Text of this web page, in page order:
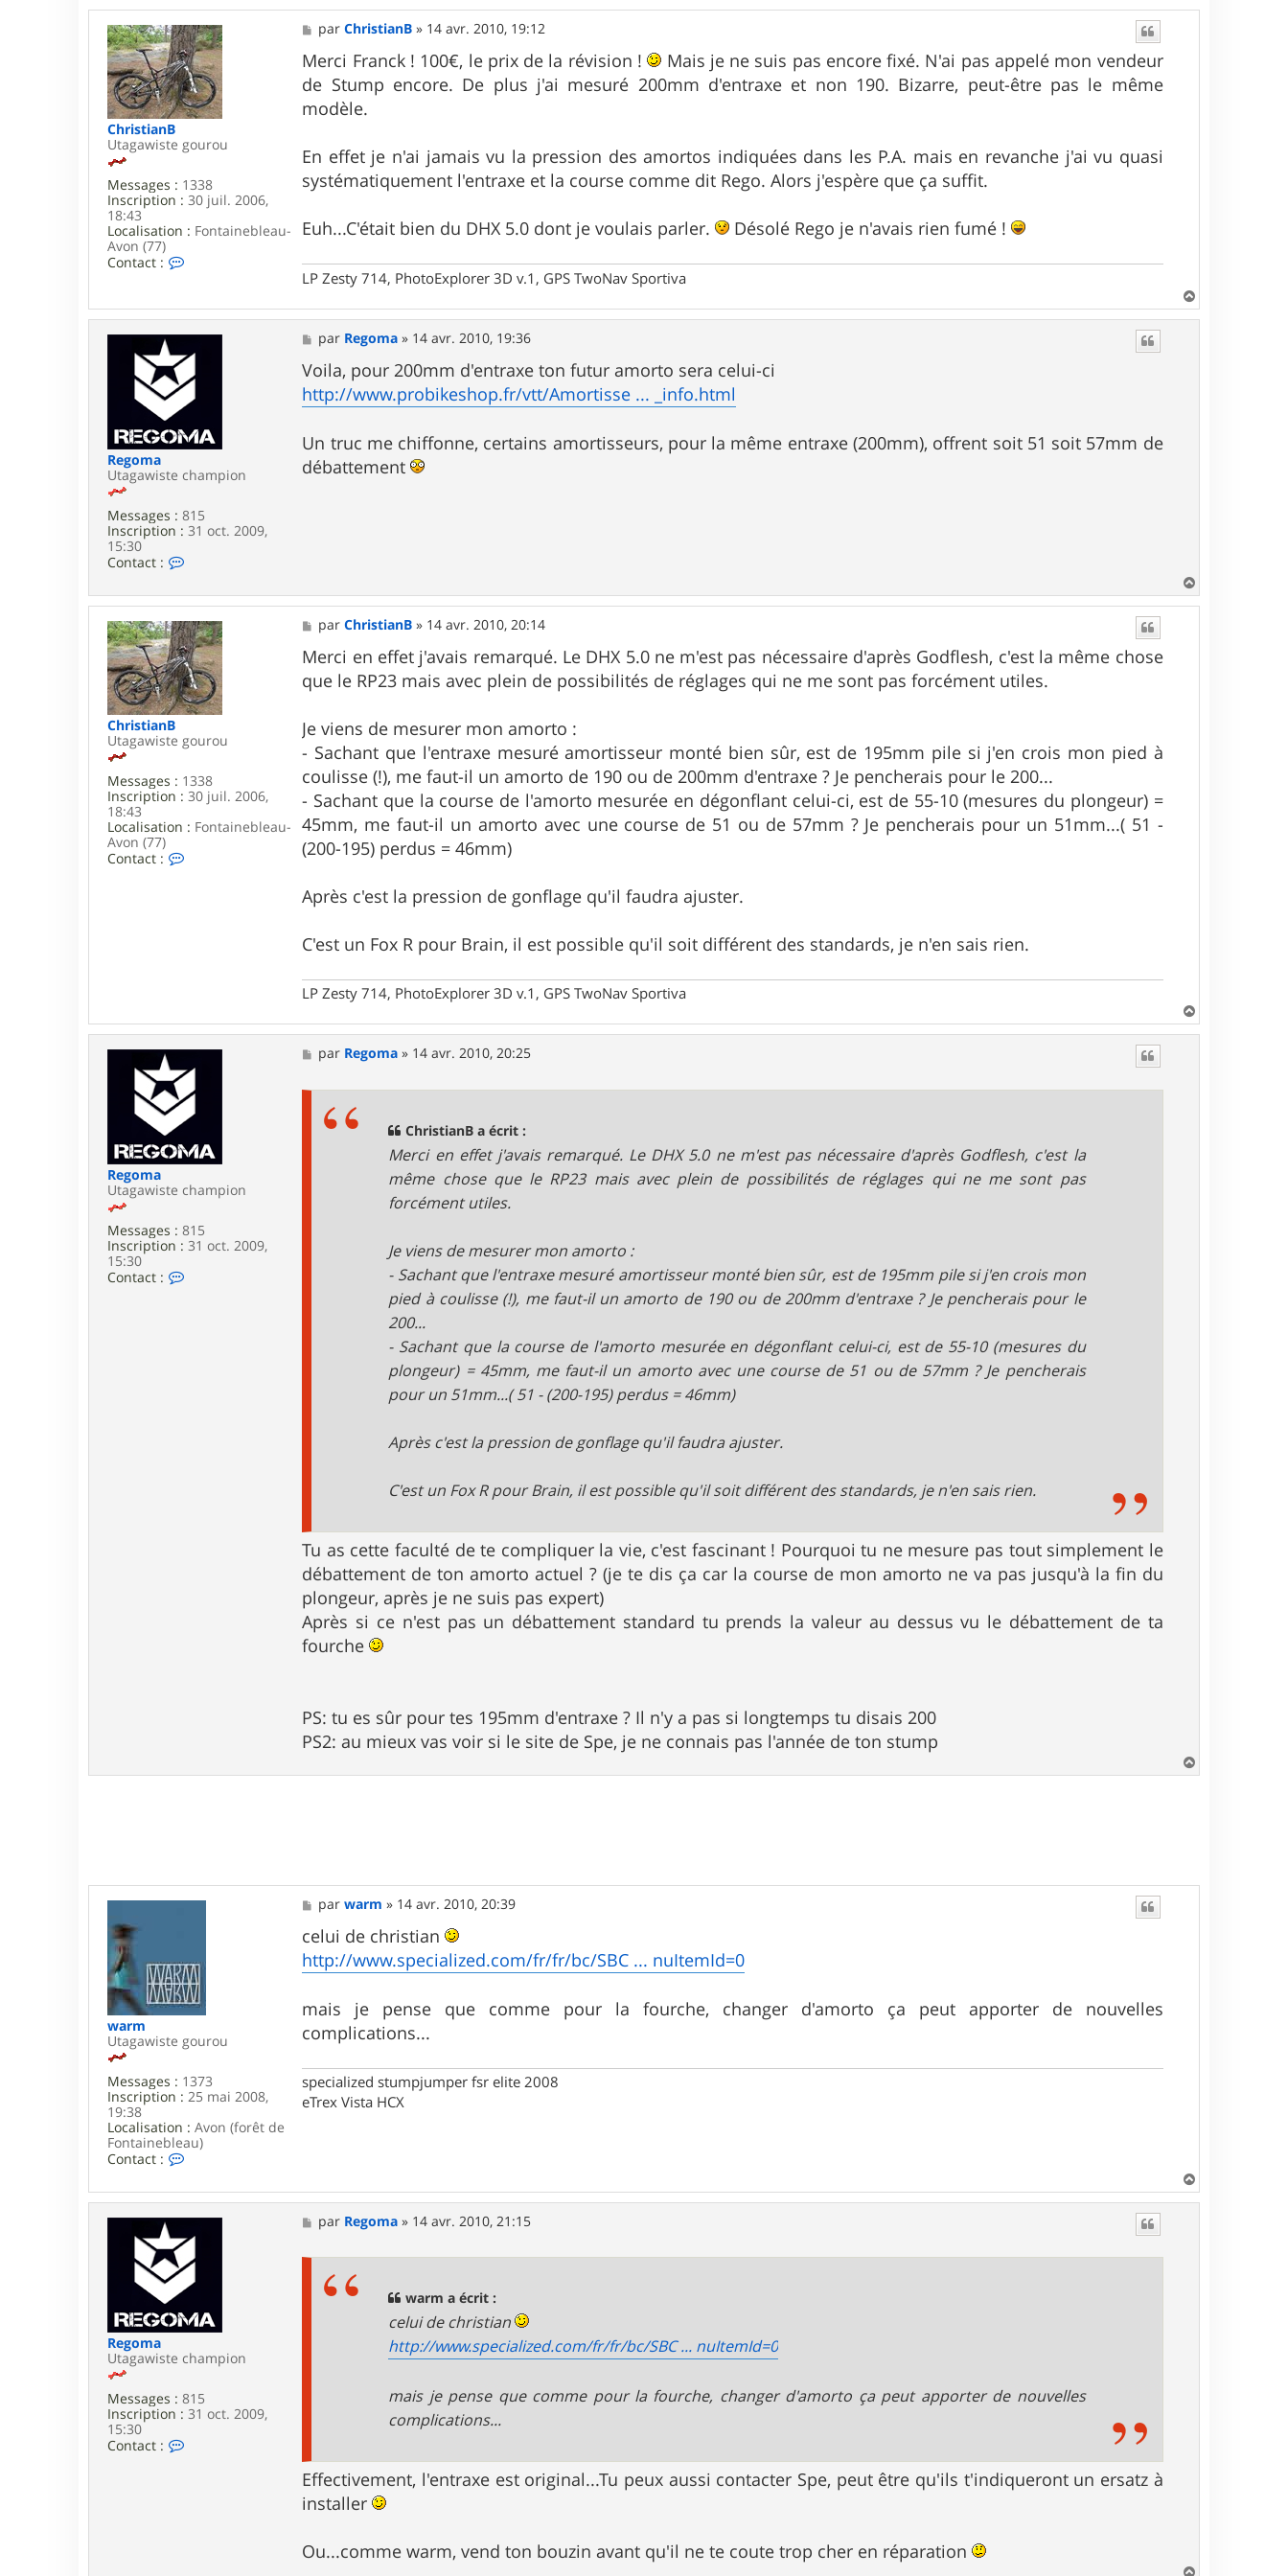
ChristianB
Utagawiste gourou
Messages : 1338
Inscription : 30 juil. 2006,
18:43
Localisation : Fontainebleau-
Avon (77)
Contact :
t
a
c
t
r
C
r
i
t
n
B
M
e
s
s
a
g
e
parChristianB » 14 avr. 2010, 19:12
Merci Franck ! 100€, le prix de la révision !
Mais je ne suis pas encore fixé. N'ai pas appelé mon vendeur
de Stump encore. De plus j'ai mesuré 200mm d'entraxe et non 190. Bizarre, peut-être pas le même
modèle.
En effet je n'ai jamais vu la pression des amortos indiquées dans les P.A. mais en revanche j'ai vu quasi
systématiquement l'entraxe et la course comme dit Rego. Alors j'espère que ça suffit.
Euh...C'était bien du DHX 5.0 dont je voulais parler. Désolé Rego je n'avais rien fumé !
LP Zesty 714, PhotoExplorer 3D v.1, GPS TwoNav Sportiva
a
Regoma
Utagawiste champion
Messages : 815
Inscription : 31 oct. 2009,
15:30
Contact :
t
a
c
t
e
r
R
e
o
a
M
e
s
s
a
g
par Regoma » 14 avr. 2010, 19:36
Voila, pour 200mm d'entraxe ton futur amorto sera celui-ci
http://www.probikeshop.fr/vtt/Amortisse ... _info.html
Un truc me chiffonne, certains amortisseurs, pour la même entraxe (200mm), offrent soit 51 soit 57mm de
débattement
a
u
ChristianB
Utagawiste gourou
Messages : 1338
Inscription : 30 juil. 2006,
18:43
Localisation : Fontainebleau-
Avon (77)
Contact :
r
i
s
t
a
n
M
e
s
s
a
parChristianB » 14 avr. 2010, 20:14
Merci en effet j'avais remarqué. Le DHX 5.0 ne m'est pas nécessaire d'après Godflesh, c'est la même chose
que le RP23 mais avec plein de possibilités de réglages qui ne me sont pas forcément utiles.
Je viens de mesurer mon amorto :
- Sachant que l'entraxe mesuré amortisseur monté bien sûr, est de 195mm pile si j'en crois mon pied à
coulisse (!), me faut-il un amorto de 190 ou de 200mm d'entraxe ? Je pencherais pour le 200...
- Sachant que la course de l'amorto mesurée en dégonflant celui-ci, est de 55-10 (mesures du plongeur) =
45mm, me faut-il un amorto avec une course de 51 ou de 57mm ? Je pencherais pour un 51mm...( 51 -
(200-195) perdus = 46mm)
Après c'est la pression de gonflage qu'il faudra ajuster.
C'est un Fox R pour Brain, il est possible qu'il soit différent des standards, je n'en sais rien.
LP Zesty 714, PhotoExplorer 3D v.1, GPS TwoNav Sportiva
a
Regoma
Utagawiste champion
Messages : 815
Inscription : 31 oct. 2009,
15:30
Contact :
M
e
par Regoma » 14 avr. 2010, 20:25
ChristianB a écrit :
Merci en effet j'avais remarqué. Le DHX 5.0 ne m'est pas nécessaire d'après Godflesh, c'est la
même chose que le RP23 mais avec plein de possibilités de réglages qui ne me sont pas
forcément utiles.
Je viens de mesurer mon amorto :
- Sachant que l'entraxe mesuré amortisseur monté bien sûr, est de 195mm pile si j'en crois mon
pied à coulisse (!), me faut-il un amorto de 190 ou de 200mm d'entraxe ? Je pencherais pour le
200...
- Sachant que la course de l'amorto mesurée en dégonflant celui-ci, est de 55-10 (mesures du
plongeur) = 45mm, me faut-il un amorto avec une course de 51 ou de 57mm ? Je pencherais
pour un 51mm...( 51 - (200-195) perdus = 46mm)
Après c'est la pression de gonflage qu'il faudra ajuster.
C'est un Fox R pour Brain, il est possible qu'il soit différent des standards, je n'en sais rien.
Tu as cette faculté de te compliquer la vie, c'est fascinant ! Pourquoi tu ne mesure pas tout simplement le
débattement de ton amorto actuel ? (je te dis ça car la course de mon amorto ne va pas jusqu'à la fin du
plongeur, après je ne suis pas expert)
Après si ce n'est pas un débattement standard tu prends la valeur au dessus vu le débattement de ta
fourche
PS: tu es sûr pour tes 195mm d'entraxe ? Il n'y a pas si longtemps tu disais 200
PS2: au mieux vas voir si le site de Spe, je ne connais pas l'année de ton stump
a
warm
Utagawiste gourou
Messages : 1373
Inscription : 25 mai 2008,
19:38
Localisation : Avon (forêt de
Fontainebleau)
Contact :
t
a
c
t
e
w
a
r
M
e
s
s
a
g
parwarm » 14 avr. 2010, 20:39
celui de christian
http://www.specialized.com/fr/fr/bc/SBC ... nuItemId=0
mais je pense que comme pour la fourche, changer d'amorto ça peut apporter de nouvelles
complications...
specialized stumpjumper fsr elite 2008
eTrex Vista HCX
a
Regoma
Utagawiste champion
Messages : 815
Inscription : 31 oct. 2009,
15:30
Contact :
M
e
par Regoma » 14 avr. 2010, 21:15
warm a écrit :
celui de christian
http://www.specialized.com/fr/fr/bc/SBC ... nuItemId=0
mais je pense que comme pour la fourche, changer d'amorto ça peut apporter de nouvelles
complications...
Effectivement, l'entraxe est original...Tu peux aussi contacter Spe, peut être qu'ils t'indiqueront un ersatz à
installer
Ou...comme warm, vend ton bouzin avant qu'il ne te coute trop cher en réparation